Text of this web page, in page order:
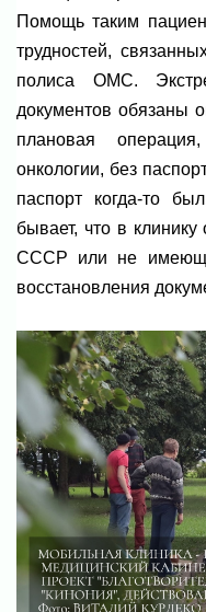
Помощь таким
трудностей,
полиса ОМС.
документов обязаны
плановая
онкологии, без
паспорт когда-то
бывает, что в
СССР или не
восстановления